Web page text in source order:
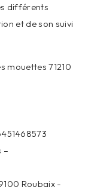
différents
et de son suivi
mouettes 71210
–
Roubaix -